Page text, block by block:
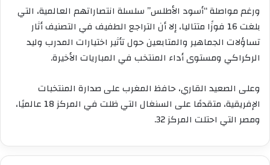
ورغم مواصلة “أسود الأطلس” سلسلة انتصاراتهم العالمية، التي
بلغت 16 فوزًا متتاليا، إلا أن التراجع الطفيف في التصنيف أثار
تساؤلات الجماهير والمتابعين حول تأثير اختيارات المدرب وليد
الركراكي ومستوى أداء المنتخب في المباريات الأخيرة.
وعلى الصعيد القاري، حافظ المغرب على صدارة المنتخبات
الإفريقية، متقدمًا على السنغال التي ظلت في المركز 18 عالميًا،
ومصر التي احتلت المركز 32.